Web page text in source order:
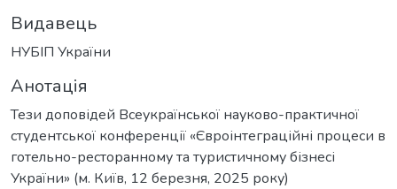
Видавець
НУБІП України
Анотація
Тези доповідей Всеукраїнської науково-практичної
студентської конференції «Євроінтеграційні процеси в
готельно-ресторанному та туристичному бізнесі
України» (м. Київ, 12 березня, 2025 року)